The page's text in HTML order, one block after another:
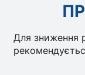
Для зниження